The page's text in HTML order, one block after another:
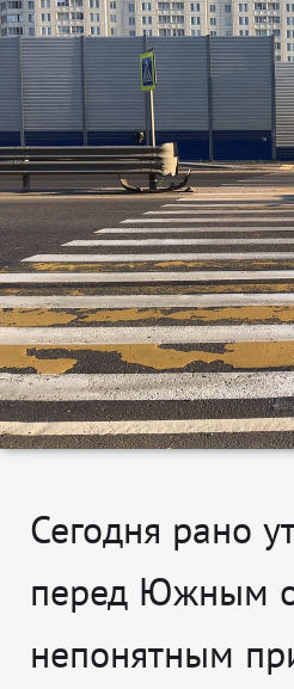
Сегодня рано
перед Южным
непонятным